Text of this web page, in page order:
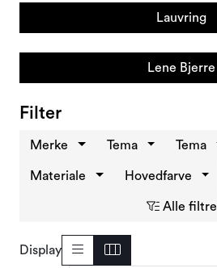
Lauvring
Lene Bjerre
Filter
Merke Tema Tema
Materiale Hovedfarve
Alle filtre
Display